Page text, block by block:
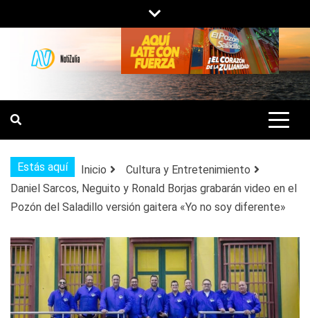
al
contenido
NOTIZULIA
NOTICIAS DEL ZULIA, VENEZUELA Y
DE INTERÉS GENERAL.
Estás aquí Inicio
Cultura y Entretenimiento
Daniel Sarcos, Neguito y Ronald Borjas grabarán video en el
Pozón del Saladillo versión gaitera «Yo no soy diferente»